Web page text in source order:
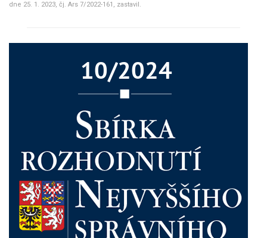
dne 25. 1. 2023, čj. Ars 7/2022-161, zastavil.